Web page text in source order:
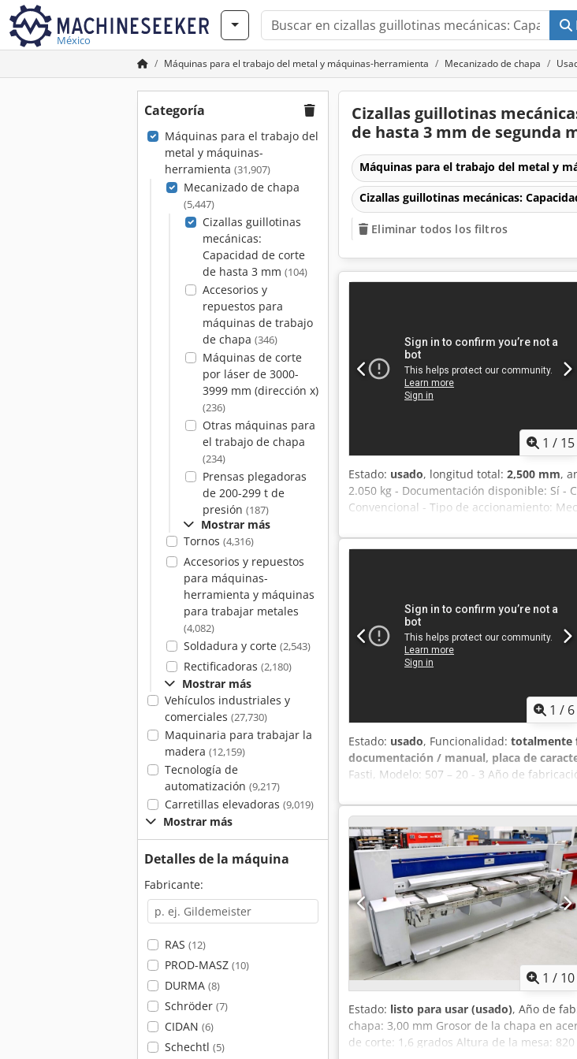
México
Máquinas para el trabajo del metal y máquinas-herramienta Mecanizado de chapa
Categoría
Máquinas para el trabajo del
metal y máquinas-
herramienta (31,907)
Mecanizado de chapa
(5,447)
Cizallas guillotinas
mecánicas:
Capacidad de corte
de hasta 3 mm (104)
Accesorios y
repuestos para
máquinas de trabajo
de chapa (346)
Máquinas de corte
por láser de 3000-
3999 mm (dirección x)
(236)
Otras máquinas para
el trabajo de chapa
(234)
Prensas plegadoras
de 200-299 t de
presión (187)
Mostrar más
Tornos (4,316)
Accesorios y repuestos
para máquinas-
herramienta y máquinas
para trabajar metales
(4,082)
Soldadura y corte (2,543)
Rectificadoras (2,180)
Mostrar más
Vehículos industriales y
comerciales (27,730)
Maquinaria para trabajar la
madera (12,159)
Tecnología de
automatización (9,217)
Carretillas elevadoras (9,019)
Mostrar más
Detalles de la máquina
Fabricante:
RAS (12)
PROD-MASZ (10)
DURMA (8)
Schröder (7)
CIDAN (6)
Schechtl (5)
Cizallas guillotinas
de hasta 3 mm de segunda
Máquinas para el trabajo del metal y
Cizallas guillotinas mecánicas:
Eliminar todos los filtros
1 / 15
Estado: usado, longitud total: 2,500 mm,
2.050 kg - Documentación disponible: Sí -
Convencional - Tipo de accionamiento:
5,5 - Espesor máx. de chapa [mm]: 3 -
50 - Saliente [mm]: 100 - Profundidad del
transporte: 2500 mm x 1700 mm x 1500
Snsbhsa - Paquetes de transporte [ud.]: 1
IVA/Impuesto diferenciado: IVA
para cualquier artículo del sector industrial
1 / 6
Estado: usado, Funcionalidad: totalmente
documentación / manual, placa de
Fasti, Modelo: 507 – 20 - 3 Año de
Año de fabricación: 1984 Ancho de la
Abezpxdqohoa Saliente en el soporte:
Dimensiones: Largo 2,65 x Ancho 1,20
Equipamiento - Tope trasero de 500 mm,
angular - Brazos de apoyo - Ajuste
superiores / 2 inferiores) -
demostración en nuestro salón de
1 / 10
Estado: listo para usar (usado), Año de
chapa: 3,00 mm Grosor de la chapa en
de corte: 1,6 grados Altura de la mesa: